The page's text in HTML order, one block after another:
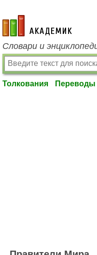
academic.ru
Словари и
Толкования Переводы